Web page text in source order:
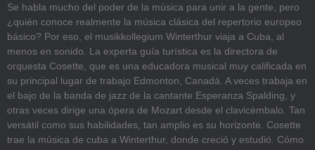
Se habla mucho del poder de la música para unir a la gente, pero
¿quién conoce realmente la música clásica del repertorio europeo
básico? Por eso, el musikkollegium Winterthur viaja a Cuba, al
menos en sonido. La experta guía turística es la directora de
orquesta Cosette, que es una educadora musical muy calificada en
su principal lugar de trabajo Edmonton, Canadá. A veces trabaja en
el bajo de la banda de jazz de la cantante Esperanza Spalding, y
otras veces dirige una ópera de Mozart desde el clavicémbalo. Tan
versátil como sus habilidades, tan amplio es su horizonte. Cosette
trae la música de cuba a Winterthur, donde creció y estudió. Cómo